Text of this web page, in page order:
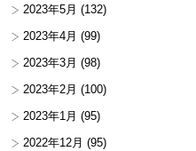
2023年5月 (132)
2023年4月 (99)
2023年3月 (98)
2023年2月 (100)
2023年1月 (95)
2022年12月 (95)